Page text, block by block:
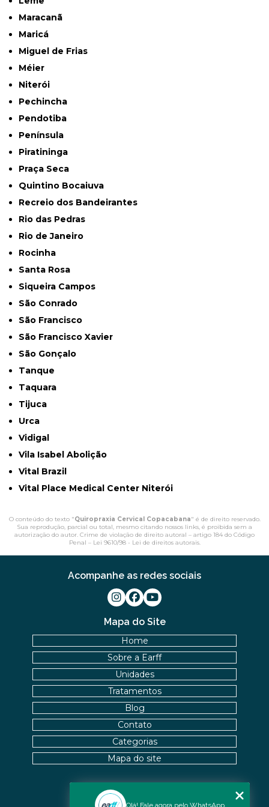
Maracanã
Maricá
Miguel de Frias
Méier
Niterói
Pechincha
Pendotiba
Península
Piratininga
Praça Seca
Quintino Bocaiuva
Recreio dos Bandeirantes
Rio das Pedras
Rio de Janeiro
Rocinha
Santa Rosa
Siqueira Campos
São Conrado
São Francisco
São Francisco Xavier
São Gonçalo
Tanque
Taquara
Tijuca
Urca
Vidigal
Vila Isabel Abolição
Vital Brazil
Vital Place Medical Center Niterói
O conteúdo do texto "Quiropraxia Cervical Copacabana" é de direito reservado.
Sua reprodução, parcial ou total, mesmo citando nossos links, é proibida sem a
autorização do autor. Crime de violação de direito autoral – artigo 184 do Código
Penal – Lei 9610/98 - Lei de direitos autorais.
Mapa do Site
Home
Sobre a Earff
Unidades
Tratamentos
Blog
Contato
Categorias
Mapa do site
Acompanhe as redes sociais
Olá! Fale agora pelo WhatsApp